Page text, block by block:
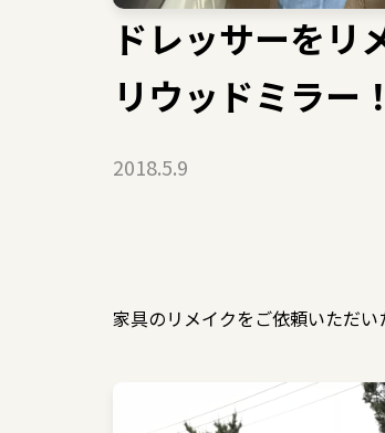
ドレッサーを
リウッドミラー
2018.5.9
家具のリメイクをご依頼いただ